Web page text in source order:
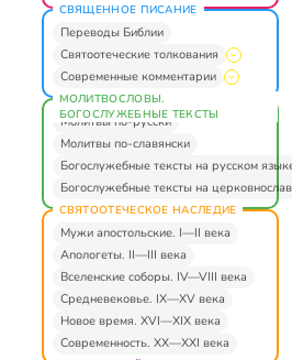
СВЯЩЕННОЕ ПИСАНИЕ
Переводы Библии
Святоотеческие толкования
Современные комментарии
МОЛИТВОСЛОВЫ.
БОГОСЛУЖЕБНЫЕ ТЕКСТЫ
Молитвы по-русски
Молитвы по-славянски
Богослужебные тексты на русском
Богослужебные тексты на
СВЯТООТЕЧЕСКОЕ НАСЛЕДИЕ
Мужи апостольские. I—II века
Апологеты. II—III века
Вселенские соборы. IV—VIII века
Средневековье. IX—XV века
Новое время. XVI—XIX века
Современность. XX—XXI века